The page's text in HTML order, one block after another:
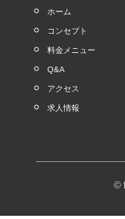
ホーム
コンセプト
料金メニュー
Q&A
アクセス
求人情報
©